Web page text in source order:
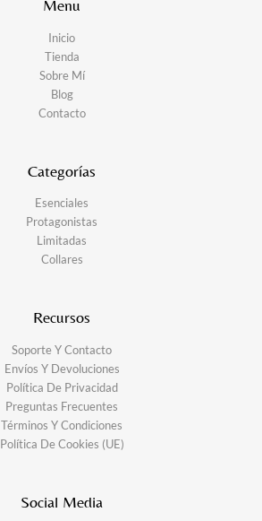
Menu
Inicio
Tienda
Sobre Mí
Blog
Contacto
Categorías
Esenciales
Protagonistas
Limitadas
Collares
Recursos
Soporte Y Contacto
Envíos Y Devoluciones
Política De Privacidad
Preguntas Frecuentes
Términos Y Condiciones
Política De Cookies (UE)
Social Media